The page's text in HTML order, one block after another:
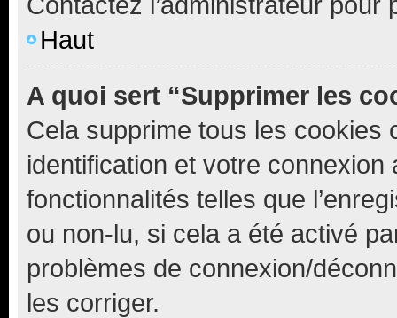
Haut
A quoi sert “Supprimer les
Cela supprime tous les cookies
identification et votre
fonctionnalités telles que
ou non-lu, si cela a été activé
problèmes de connexion/
les corriger.